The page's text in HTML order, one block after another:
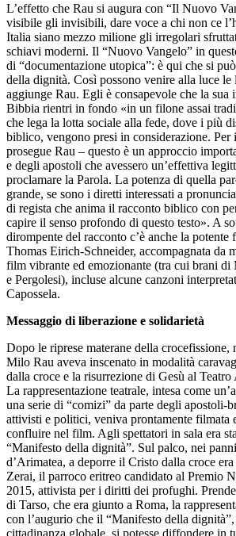
L’effetto che Rau si augura con “Il Nuovo
visibile gli invisibili, dare voce a chi non ce
Italia siano mezzo milione gli irregolari
schiavi moderni. Il “Nuovo Vangelo” in
di “documentazione utopica”: è qui che si
della dignità. Così possono venire alla luce
aggiunge Rau. Egli è consapevole che la sua
Bibbia rientri in fondo «in un filone assai
che lega la lotta sociale alla fede, dove i più
biblico, vengono presi in considerazione.
prosegue Rau – questo è un approccio
e degli apostoli che avessero un’effettiva
proclamare la Parola. La potenza di quella
grande, se sono i diretti interessati a
di regista che anima il racconto biblico con
capire il senso profondo di questo testo». A
dirompente del racconto c’è anche la potente
Thomas Eirich-Schneider, accompagnata da
film vibrante ed emozionante (tra cui brani di
e Pergolesi), incluse alcune canzoni
Capossela.
Messaggio di liberazione e solidarietà
Dopo le riprese materane della crocefissione,
Milo Rau aveva inscenato in modalità
dalla croce e la risurrezione di Gesù al
La rappresentazione teatrale, intesa come
una serie di “comizi” da parte degli apostoli-
attivisti e politici, veniva prontamente filmata
confluire nel film. Agli spettatori in sala era
“Manifesto della dignità”. Sul palco, nei
d’Arimatea, a deporre il Cristo dalla croce
Zerai, il parroco eritreo candidato al Premio
2015, attivista per i diritti dei profughi.
di Tarso, che era giunto a Roma, la
con l’augurio che il “Manifesto della
cittadinanza globale, si potesse diffondere in